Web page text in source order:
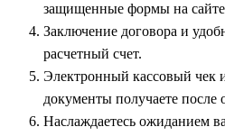
набережной к Стрелке — месту
Насыщенные туры позволяют
огромный музей под открытым
Древние столицы и
Суздаль и Владимир
защищенные формы на
Заключение договора и
расчетный счет.
Электронный кассовый чек
документы получаете после
Наслаждаетесь ожиданием